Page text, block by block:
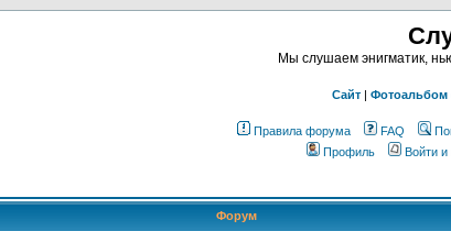
Мы слушаем энигматик,
Сайт |
Правила форума FAQ
Профиль
Войти
Форум